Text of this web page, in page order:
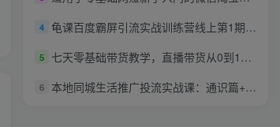
如何利用快手风景号，通过光合计划，实现单号月入1000+（附详细教程及制作软件） 全自动阅读挂机项目，号称单窗10r，全套脚本+教程，小白上手简单
4 龟课百度霸屏引流实战训练营线上第1期，快速获取百度流量，日引500+精准粉
5 七天零基础带货教学，直播带货从0到1，提高认知，少走弯路
6 本地同城生活推广投流实战课：通识篇+实操篇+技巧篇！